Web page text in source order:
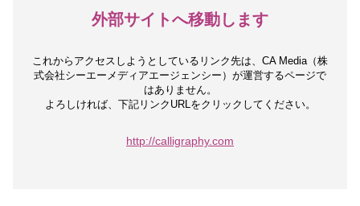
外部サイトへ移動します
これからアクセスしようとしているリンク先は、 CA Media（株
式会社シーエーメディアエージェンシー）が運営するページで
はありません。
よろしければ、下記リンクURLをクリックしてください。
http://calligraphy.com